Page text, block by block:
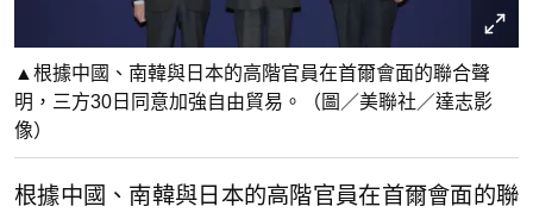
▲根據中國、南韓與日本的高階官員在首爾會面的聯合聲
明，三方30日同意加強自由貿易。（圖／美聯社／達志影
像）
根據中國、南韓與日本的高階官員在首爾會面的聯